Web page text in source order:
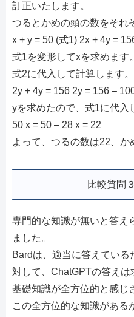
訂正いたします。
つるとかめの頭の数をそれ
x + y = 50 (式1) 2x + 4y =
式1を変形してxを求めます
式2に代入して計算します
2y + 4y = 156 2y = 156 –
yを求めたので、式1に代入
50 x = 50 – 28 x = 22
よって、つるの数は22、か
比較質問
専門的な知識が無いと答え
ました。
Bardは、適当に答えている
対して、ChatGPTの答え
基礎知識が全方位的と感じ
この全方位的な知識がある